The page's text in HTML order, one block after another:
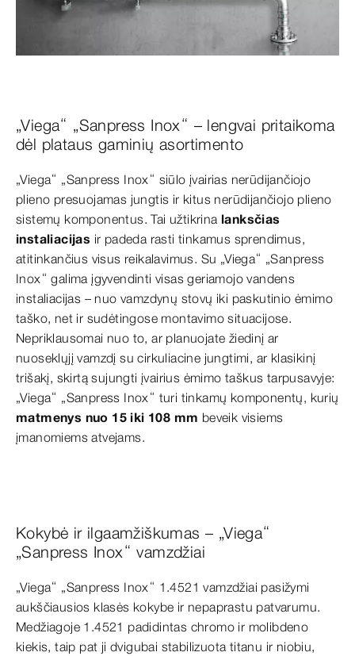
„Viega“ „Sanpress Inox“ – lengvai pritaikoma
dėl plataus gaminių asortimento
„Viega“ „Sanpress Inox“ siūlo įvairias nerūdijančiojo
plieno presuojamas jungtis ir kitus nerūdijančiojo plieno
sistemų komponentus. Tai užtikrina lanksčias
instaliacijas ir padeda rasti tinkamus sprendimus,
atitinkančius visus reikalavimus. Su „Viega“ „Sanpress
Inox“ galima įgyvendinti visas geriamojo vandens
instaliacijas – nuo vamzdynų stovų iki paskutinio ėmimo
taško, net ir sudėtingose montavimo situacijose.
Nepriklausomai nuo to, ar planuojate žiedinį ar
nuoseklųjį vamzdį su cirkuliacine jungtimi, ar klasikinį
trišakį, skirtą sujungti įvairius ėmimo taškus tarpusavyje:
„Viega“ „Sanpress Inox“ turi tinkamų komponentų, kurių
matmenys nuo 15 iki 108 mm beveik visiems
įmanomiems atvejams.
Kokybė ir ilgaamžiškumas – „Viega“
„Sanpress Inox“ vamzdžiai
„Viega“ „Sanpress Inox“ 1.4521 vamzdžiai pasižymi
aukščiausios klasės kokybe ir nepaprastu patvarumu.
Medžiagoje 1.4521 padidintas chromo ir molibdeno
kiekis, taip pat ji dvigubai stabilizuota titanu ir niobiu,